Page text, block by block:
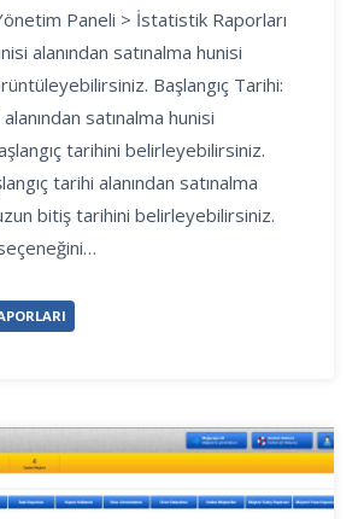
Paneli > İstatistik Raporları
alanından satınalma hunisi
Başlangıç Tarihi:
satınalma hunisi
tarihini belirleyebilirsiniz.
tarihi alanından satınalma
bitiş tarihini belirleyebilirsiniz.
seçeneğini…